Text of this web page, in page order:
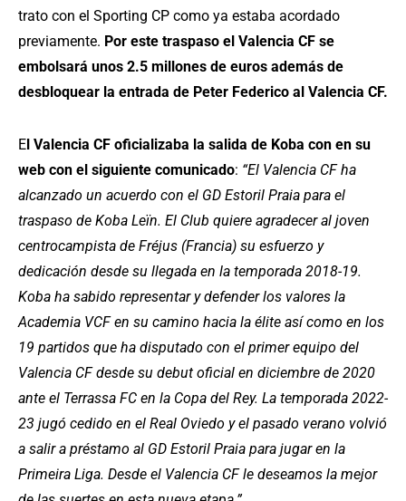
trato con el Sporting CP como ya estaba acordado
previamente. Por este traspaso el Valencia CF se
embolsará unos 2.5 millones de euros además de
desbloquear la entrada de Peter Federico al Valencia CF.
El Valencia CF oficializaba la salida de Koba con en su
web con el siguiente comunicado: “El Valencia CF ha
alcanzado un acuerdo con el GD Estoril Praia para el
traspaso de Koba Leïn. El Club quiere agradecer al joven
centrocampista de Fréjus (Francia) su esfuerzo y
dedicación desde su llegada en la temporada 2018-19.
Koba ha sabido representar y defender los valores la
Academia VCF en su camino hacia la élite así como en los
19 partidos que ha disputado con el primer equipo del
Valencia CF desde su debut oficial en diciembre de 2020
ante el Terrassa FC en la Copa del Rey. La temporada 2022-
23 jugó cedido en el Real Oviedo y el pasado verano volvió
a salir a préstamo al GD Estoril Praia para jugar en la
Primeira Liga. Desde el Valencia CF le deseamos la mejor